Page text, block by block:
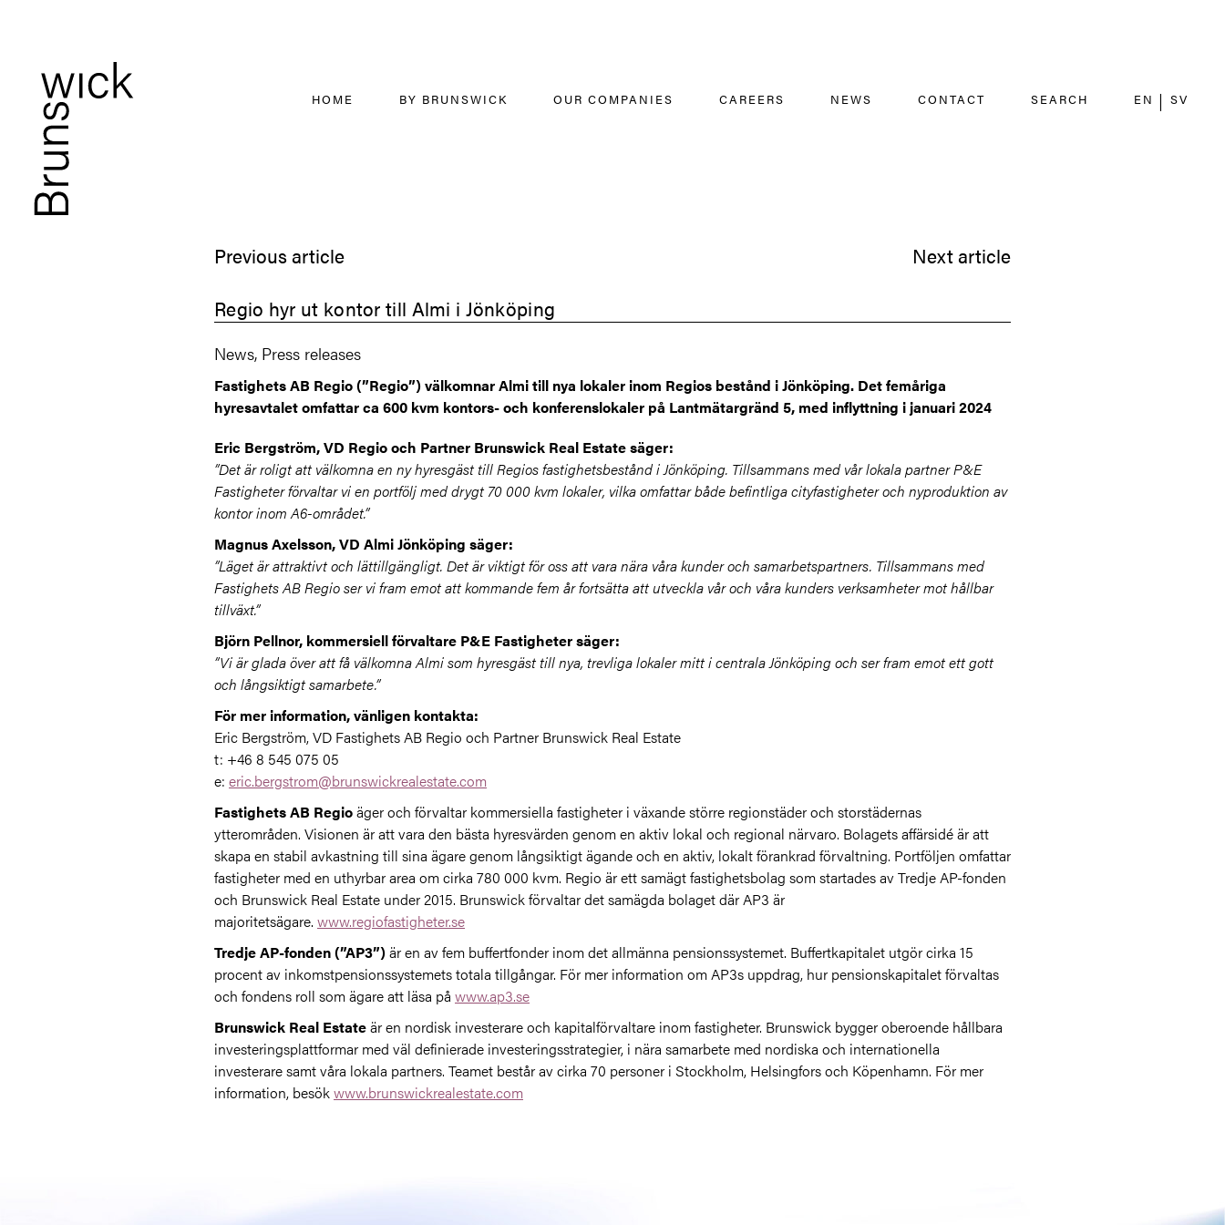
HOME BY BRUNSWICK OUR COMPANIES CAREERS NEWS CONTACT SEARCH EN SV
Previous article
Next article
Regio hyr ut kontor till Almi i Jönköping
News, Press releases
Fastighets AB Regio (”Regio”) välkomnar Almi till nya lokaler inom Regios bestånd i Jönköping. Det femåriga
hyresavtalet omfattar ca 600 kvm kontors- och konferenslokaler på Lantmätargränd 5, med inflyttning i januari 2024
Eric Bergström, VD Regio och Partner Brunswick Real Estate säger:
”Det är roligt att välkomna en ny hyresgäst till Regios fastighetsbestånd i Jönköping. Tillsammans med vår lokala partner P&E
Fastigheter förvaltar vi en portfölj med drygt 70 000 kvm lokaler, vilka omfattar både befintliga cityfastigheter och nyproduktion av
kontor inom A6-området.”
Magnus Axelsson, VD Almi Jönköping säger:
”Läget är attraktivt och lättillgängligt. Det är viktigt för oss att vara nära våra kunder och samarbetspartners. Tillsammans med
Fastighets AB Regio ser vi fram emot att kommande fem år fortsätta att utveckla vår och våra kunders verksamheter mot hållbar
tillväxt.”
Björn Pellnor, kommersiell förvaltare P&E Fastigheter säger:
”Vi är glada över att få välkomna Almi som hyresgäst till nya, trevliga lokaler mitt i centrala Jönköping och ser fram emot ett gott
och långsiktigt samarbete.”
För mer information, vänligen kontakta:
Eric Bergström, VD Fastighets AB Regio och Partner Brunswick Real Estate
t: +46 8 545 075 05
e: eric.bergstrom@brunswickrealestate.com
Fastighets AB Regioäger och förvaltar kommersiella fastigheter i växande större regionstäder och storstädernas
ytterområden. Visionen är att vara den bästa hyresvärden genom en aktiv lokal och regional närvaro. Bolagets affärsidé är att
skapa en stabil avkastning till sina ägare genom långsiktigt ägande och en aktiv, lokalt förankrad förvaltning. Portföljen omfattar
fastigheter med en uthyrbar area om cirka 780 000 kvm. Regio är ett samägt fastighetsbolag som startades av Tredje AP-fonden
och Brunswick Real Estate under 2015. Brunswick förvaltar det samägda bolaget där AP3 är
majoritetsägare. www.regiofastigheter.se
Tredje AP-fonden (”AP3”)är en av fem buffertfonder inom det allmänna pensionssystemet. Buffertkapitalet utgör cirka 15
procent av inkomstpensionssystemets totala tillgångar. För mer information om AP3s uppdrag, hur pensionskapitalet förvaltas
och fondens roll som ägare att läsa på www.ap3.se
Brunswick Real Estateär en nordisk investerare och kapitalförvaltare inom fastigheter. Brunswick bygger oberoende hållbara
investeringsplattformar med väl definierade investeringsstrategier, i nära samarbete med nordiska och internationella
investerare samt våra lokala partners. Teamet består av cirka 70 personer i Stockholm, Helsingfors och Köpenhamn. För mer
information, besökwww.brunswickrealestate.com